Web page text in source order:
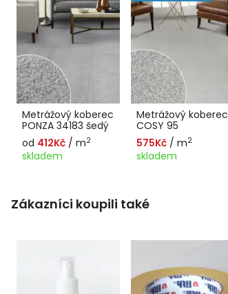
Metrážový koberec
PONZA 34183 šedý
od 412Kč / m2
skladem
Metrážový koberec
COSY 95
575Kč / m2
skladem
Zákazníci koupili také